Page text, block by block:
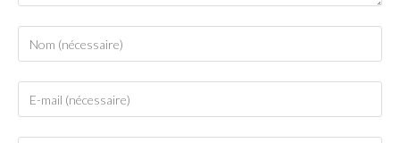
your
name
your
email